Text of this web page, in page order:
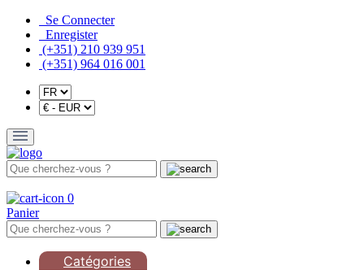
Se Connecter
Enregister
(+351) 210 939 951
(+351) 964 016 001
0
Panier
Catégories